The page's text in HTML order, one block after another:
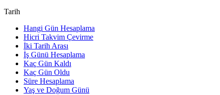
Tarih
Hangi Gün Hesaplama
Hicri Takvim Çevirme
İki Tarih Arası
İş Günü Hesaplama
Kaç Gün Kaldı
Kaç Gün Oldu
Süre Hesaplama
Yaş ve Doğum Günü